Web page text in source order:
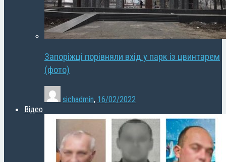
Запоріжці порівняли вхід у парк із цвинтарем
(фото)
sichadmin, 16/02/2022
Відео